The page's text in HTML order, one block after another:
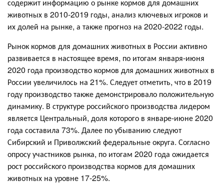
животных в 2010-2019 годы, анализ ключевых игроков и
их долей на рынке, а также прогноз на 2020-2022 годы.
Рынок кормов для домашних животных в России активно
развивается в настоящее время, по итогам января-июня
2020 года производство кормов для домашних животных в
России увеличилось на 21%. Следует отметить, что в 2019
году производство также демонстрировало положительную
динамику. В структуре российского производства лидером
является Центральный, доля которого в январе-июне 2020
года составила 73%. Далее по убыванию следуют
Сибирский и Приволжский федеральные округа. Согласно
опросу участников рынка, по итогам 2020 года ожидается
рост российского производства кормов для домашних
животных на уровне 17-25%.